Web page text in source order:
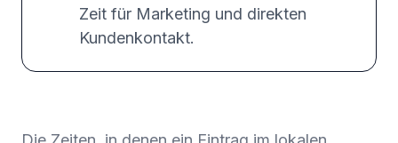
Zeit für Marketing und direkten
Kundenkontakt.